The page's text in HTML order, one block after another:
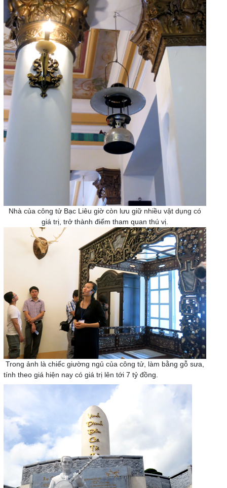
Nhà của công tử Bạc Liêu giờ còn lưu giữ nhiều vật dụng có
giá trị, trở thành điểm tham quan thú vị.
Trong ảnh là chiếc giường ngủ của công tử, làm bằng gỗ sưa,
tính theo giá hiện nay có giá trị lên tới 7 tỷ đồng.